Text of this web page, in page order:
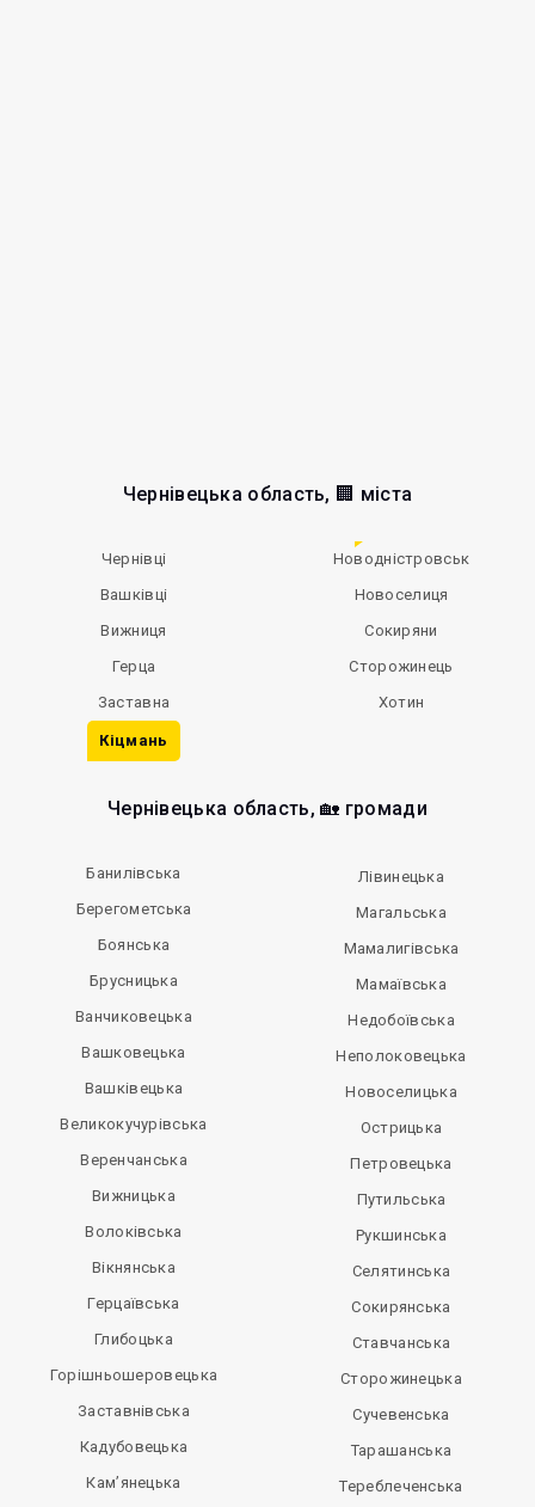
Чернівецька область, 🏢 міста
Чернівці
Вашківці
Вижниця
Герца
Заставна
Кіцмань
Новодністровськ
Новоселиця
Сокиряни
Сторожинець
Хотин
Чернівецька область, 🏡 громади
Банилівська
Берегометська
Боянська
Брусницька
Ванчиковецька
Вашковецька
Вашківецька
Великокучурівська
Веренчанська
Вижницька
Волоківська
Вікнянська
Герцаївська
Глибоцька
Горішньошеровецька
Заставнівська
Кадубовецька
Кам’янецька
Лівинецька
Магальська
Мамалигівська
Мамаївська
Недобоївська
Неполоковецька
Новоселицька
Острицька
Петровецька
Путильська
Рукшинська
Селятинська
Сокирянська
Ставчанська
Сторожинецька
Сучевенська
Тарашанська
Тереблеченська